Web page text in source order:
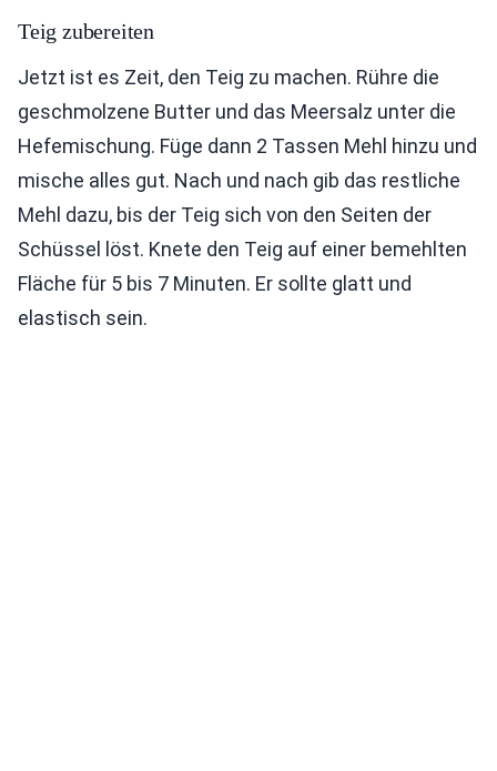
Teig zubereiten
Jetzt ist es Zeit, den Teig zu machen. Rühre die
geschmolzene Butter und das Meersalz unter die
Hefemischung. Füge dann 2 Tassen Mehl hinzu und
mische alles gut. Nach und nach gib das restliche
Mehl dazu, bis der Teig sich von den Seiten der
Schüssel löst. Knete den Teig auf einer bemehlten
Fläche für 5 bis 7 Minuten. Er sollte glatt und
elastisch sein.